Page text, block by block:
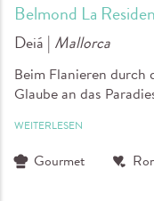
Belmond La
Deiá | Mallorca
Beim Flanieren durch
Glaube an das
WEITERLESEN
Gourmet